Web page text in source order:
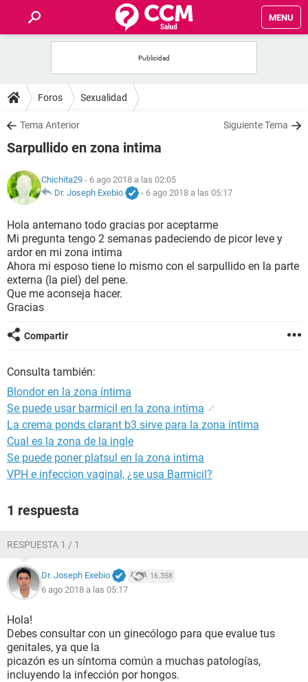
MENU
FOROS
SALUD
FAMILIA
NUTRICIÓN
BIENESTAR
SEXUALIDAD
GLOSARIO
Foros Sexualidad
Tema Anterior Siguiente Tema
Sarpullido en zona intima
Chichita29 - 6 ago 2018 a las 02:05
Dr. Joseph Exebio
- 6 ago 2018 a las 05:17
Hola antemano todo gracias por aceptarme
Mi pregunta tengo 2 semanas padeciendo de picor leve y
ardor en mi zona intima
Ahora mi esposo tiene lo mismo con el sarpullido en la parte
externa (la piel) del pene.
Que me aconseja hacer.
Gracias
Compartir
Consulta también:
Blondor en la zona íntima
Se puede usar barmicil en la zona intima ✓
La crema ponds clarant b3 sirve para la zona íntima
Cual es la zona de la ingle
Se puede poner platsul en la zona intima
VPH e infeccion vaginal, ¿se usa Barmicil?
1 respuesta
RESPUESTA 1 / 1
Dr. Joseph Exebio 16.358
6 ago 2018 a las 05:17
Hola!
Debes consultar con un ginecólogo para que evalue tus
genitales, ya que la
picazón es un síntoma común a muchas patologías,
incluyendo la infección por hongos.